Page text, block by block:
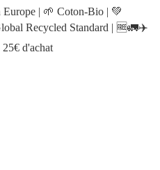
| 🌱 Coton-Bio | 💚
Recycled Standard | 🆓🚛✈️
d'achat